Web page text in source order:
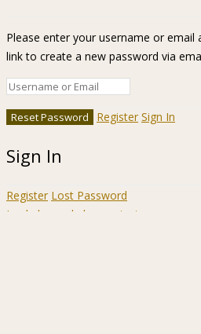
Please enter your username or email
link to create a new password via
Register Sign In
Sign In
Register Lost Password
Ir a la barra de herramientas